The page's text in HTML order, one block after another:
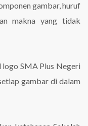
gambar, huruf
makna yang tidak
logo SMA Plus Negeri
gambar di dalam